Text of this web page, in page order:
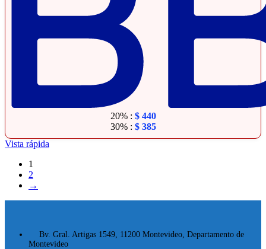
20% : $440
30% : $385
Vista rápida
1
2
→
Bv. Gral. Artigas 1549, 11200 Montevideo, Departamento de
Montevideo